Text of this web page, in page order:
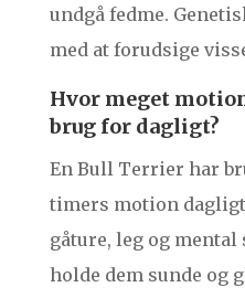
undgå fedme.
med at forudsige
Hvor meget
brug for dagligt?
En Bull Terrier har
timers motion
gåture, leg og
holde dem sunde og